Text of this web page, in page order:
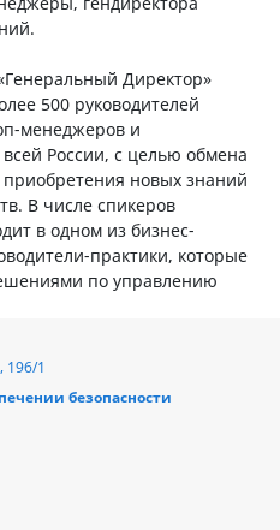
Директор»
500 руководителей
менеджеров и
России, с целью обмена
новых знаний
В числе спикеров
в одном из бизнес-
практики, которые
по управлению
196/1
безопасности